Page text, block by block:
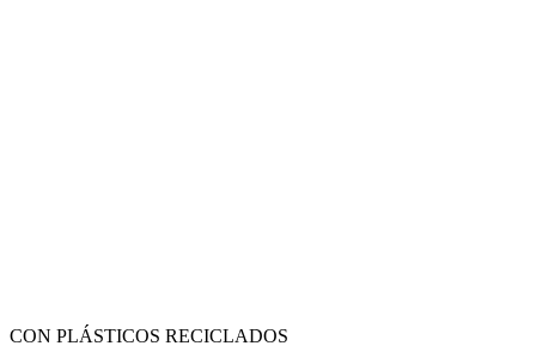
CON PLÁSTICOS RECICLADOS